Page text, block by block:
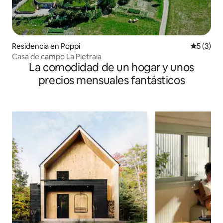
Residencia en Poppi
5 (3)
Casa de campo La Pietraia
La comodidad de un hogar y unos
precios mensuales fantásticos